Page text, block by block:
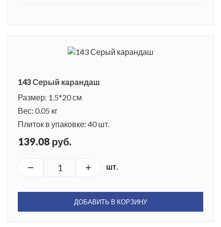
143 Серый карандаш
Размер: 1.5*20 см
Вес: 0.05 кг
Плиток в упаковке: 40 шт.
139.08 руб.
шт.
ДОБАВИТЬ В КОРЗИНУ